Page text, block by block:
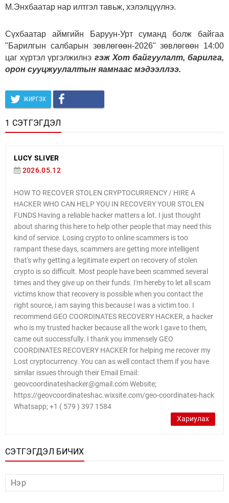
М.Энхбаатар нар илтгэл тавьж, хэлэлцүүлнэ.
Сүхбаатар аймгийн Баруун-Урт суманд болж байгаа
"Барилгын салбарын зөвлөгөөн-2026" зөвлөгөөн 14:00
цаг хүртэл үргэлжилнэ гэж Хот байгуулалт, барилга,
орон сууцжуулалтын яамнаас мэдээллээ.
ЖИРГЭХ
1 СЭТГЭГДЭЛ
LUCY SLIVER
2026.05.12
HOW TO RECOVER STOLEN CRYPTOCURRENCY / HIRE A
HACKER WHO CAN HELP YOU IN RECOVERY YOUR STOLEN
FUNDS Having a reliable hacker matters a lot. I just thought
about sharing this here to help other people that may need this
kind of service. Losing crypto to online scammers is too
rampant these days, scammers are getting more intelligent
that's why getting a legitimate expert on recovery of stolen
crypto is so difficult. Most people have been scammed several
times and they give up on their funds. I'm hereby to let all scam
victims know that recovery is possible when you contact the
right source, i am saying this because I was a victim too. I
recommend GEO COORDINATES RECOVERY HACKER, a hacker
who is my trusted hacker because all the work I gave to them,
came out successfully. I thank you immensely GEO
COORDINATES RECOVERY HACKER for helping me recover my
Lost cryptocurrency. You can as well contact them if you have
similar issues through their Email Email:
geovcoordinateshacker@gmail.com Website;
https://geovcoordinateshac.wixsite.com/geo-coordinates-hack
Whatsapp; +1 ( 579 ) 397 1584
Хариулах
СЭТГЭГДЭЛ БИЧИХ